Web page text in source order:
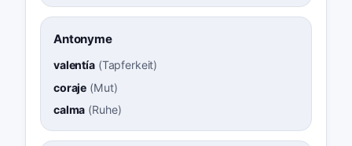
Antonyme
valentía(Tapferkeit)
coraje (Mut)
calma (Ruhe)